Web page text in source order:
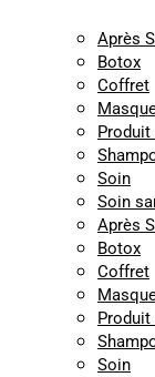
Après
Botox
Coffret
Soin
Soin
Après
Botox
Coffret
Soin